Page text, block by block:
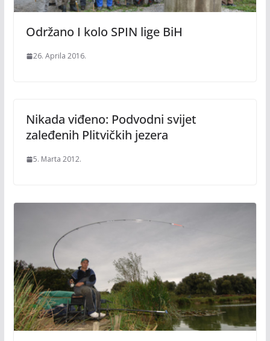
Održano I kolo SPIN lige BiH
26. Aprila 2016.
Nikada viđeno: Podvodni svijet
zaleđenih Plitvičkih jezera
5. Marta 2012.